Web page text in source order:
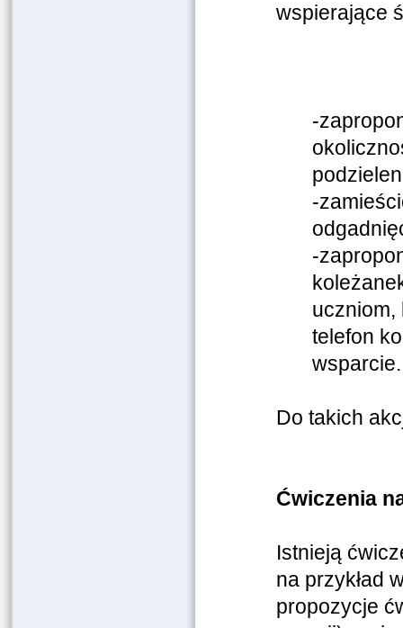
wspierające
-
-
-
uczniom,
telefon
wsparcie.
Do takich
Ćwiczenia
Istnieją
na przykład
propozycje